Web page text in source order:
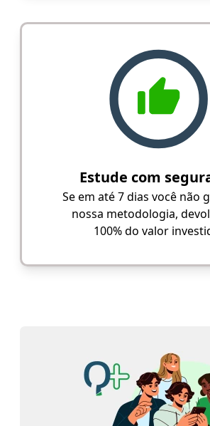
Estude com
Se em até 7 dias você não
nossa metodologia,
100% do valor